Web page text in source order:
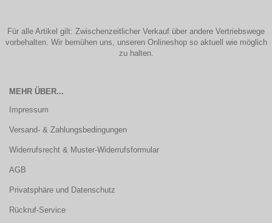
Für alle Artikel gilt: Zwischenzeitlicher Verkauf über andere Vertriebswege
vorbehalten. Wir bemühen uns, unseren Onlineshop so aktuell wie möglich
zu halten.
MEHR ÜBER...
Impressum
Versand- & Zahlungsbedingungen
Widerrufsrecht & Muster-Widerrufsformular
AGB
Privatsphäre und Datenschutz
Rückruf-Service